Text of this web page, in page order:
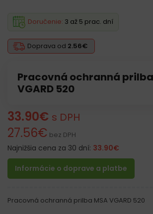
Pracovná ochranná prilba
VGARD 520
Doprava od 2.56€
Doručenie: 3 až 5 prac. dní
33.90€ s DPH
27.56€ bez DPH
Najnižšia cena za 30 dní: 33.90€
Informácie o doprave a platbe
Pracovná ochranná prilba MSA VGARD 520